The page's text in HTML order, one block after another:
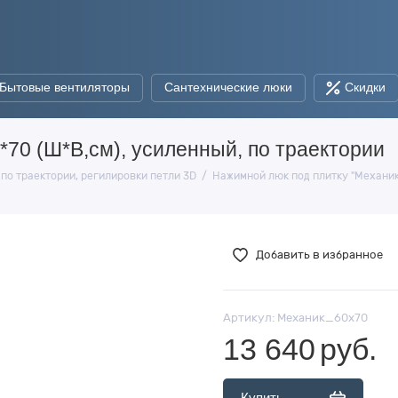
Бытовые вентиляторы Сантехнические люки Скидки
(Ш*В,см), усиленный, по траектории
траектории, регилировки петли 3D Нажимной люк под плитку
Добавить в избранное
Артикул: Механик_60х70
13 640 руб.